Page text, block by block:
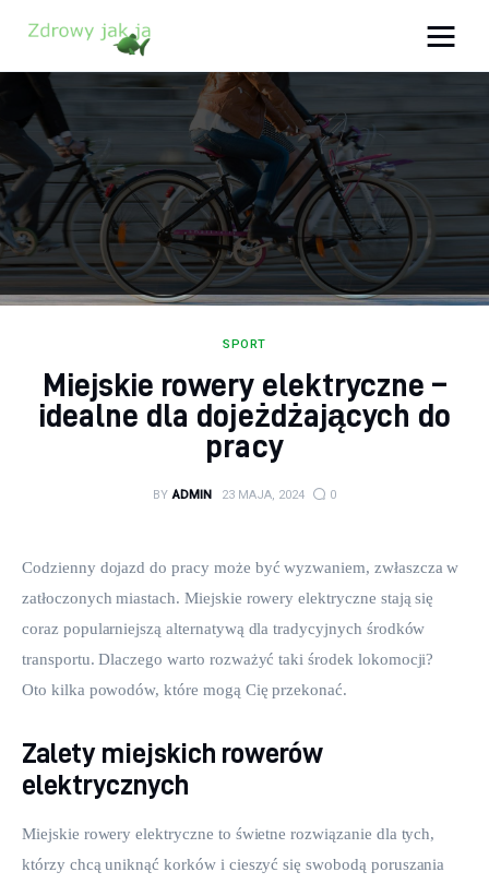
Zdrowy jak ja
Bądź zdrowy na lata!
Zdrowie
Uroda
Sport
Porady
SPORT
Miejskie rowery elektryczne –
idealne dla dojeżdżających do
pracy
BY ADMIN 23 MAJA, 2024 0
Codzienny dojazd do pracy może być wyzwaniem, zwłaszcza w
zatłoczonych miastach. Miejskie rowery elektryczne stają się
coraz popularniejszą alternatywą dla tradycyjnych środków
transportu. Dlaczego warto rozważyć taki środek lokomocji?
Oto kilka powodów, które mogą Cię przekonać.
Zalety miejskich rowerów
elektrycznych
Miejskie rowery elektryczne to świetne rozwiązanie dla tych,
którzy chcą uniknąć korków i cieszyć się swobodą poruszania